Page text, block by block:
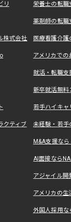
リ 栄養士の転
薬剤師の転
株式会社 医療看護介
アメリカで
就活・転職
新卒就活無料
若手ハイキ
クティブ 未経験・若手
M&A支援な
AI面接なら
アジャイル
アメリカの
外国人採用